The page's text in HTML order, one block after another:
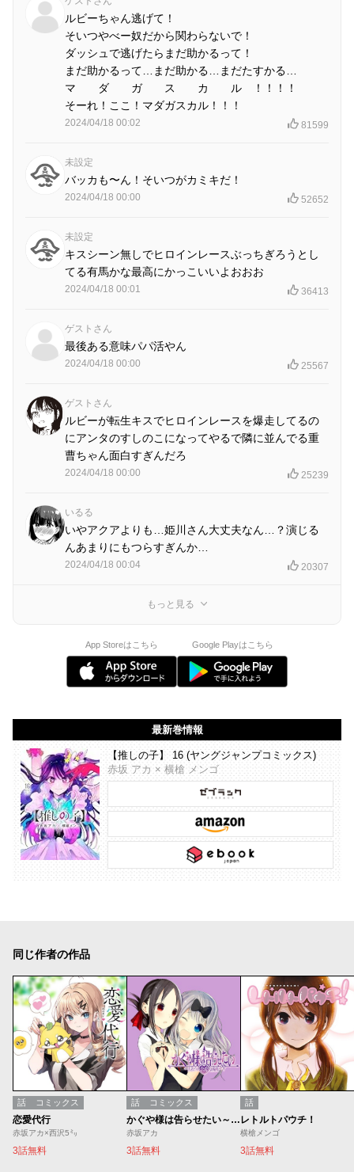
ルビーちゃん逃げて！
そいつやべー奴だから関わらないで！
ダッシュで逃げたらまだ助かるって！
まだ助かるって…まだ助かる…まだたすかる…
マ ダ ガ ス カ ル ！！！！
そーれ！ここ！マダガスカル！！！
2024/04/18 00:02 81599
未設定
バッカも〜ん！そいつがカミキだ！
2024/04/18 00:00 52652
未設定
キスシーン無しでヒロインレースぶっちぎろうとし
てる有馬かな最高にかっこいいよおおお
2024/04/18 00:01 36413
ゲストさん
最後ある意味パパ活やん
2024/04/18 00:00 25567
ゲストさん
ルビーが転生キスでヒロインレースを爆走してるの
にアンタのすしのこになってやるで隣に並んでる重
曹ちゃん面白すぎんだろ
2024/04/18 00:00 25239
いるる
いやアクアよりも…姫川さん大丈夫なん…？演じる
んあまりにもつらすぎんか…
2024/04/18 00:04 20307
もっと見る
App Storeはこちら Google Playはこちら
最新巻情報
【推しの子】 16 (ヤングジャンプコミックス)
赤坂 アカ × 横槍 メンゴ
同じ作者の作品
話 コミックス
恋愛代行
赤坂アカ×西沢5㍉
3話無料
話 コミックス
かぐや様は告らせたい～天才たちの恋愛頭脳戦～
赤坂アカ
3話無料
話
レトルトパウチ！
横槍メンゴ
3話無料